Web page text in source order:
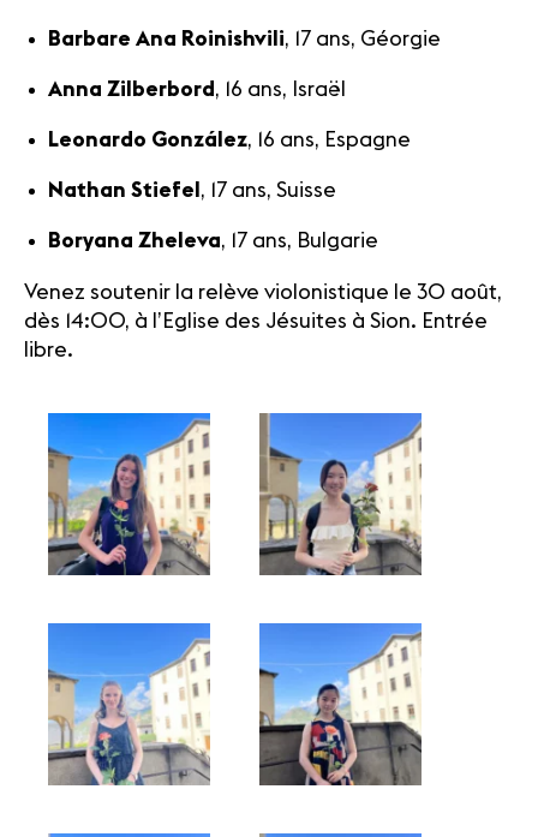
Barbare Ana Roinishvili, 17 ans, Géorgie
Anna Zilberbord , 16 ans, Israël
Leonardo González, 16 ans, Espagne
Nathan Stiefel , 17 ans, Suisse
Boryana Zheleva, 17 ans, Bulgarie
Venez soutenir la relève violonistique le 30 août,
dès 14:00, à l’Eglise des Jésuites à Sion. Entrée
libre.